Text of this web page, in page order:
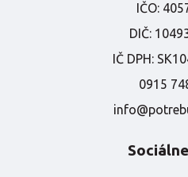
IČO:
DIČ:
IČ DPH:
0915